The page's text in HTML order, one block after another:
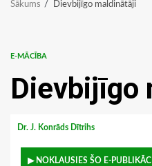
Sākums Dievbijīgo maldinātāji
E-MĀCĪBA
Dievbijīgo
Dr. J. Konrāds Dītrihs
▶ NOKLAUSIES ŠO E-